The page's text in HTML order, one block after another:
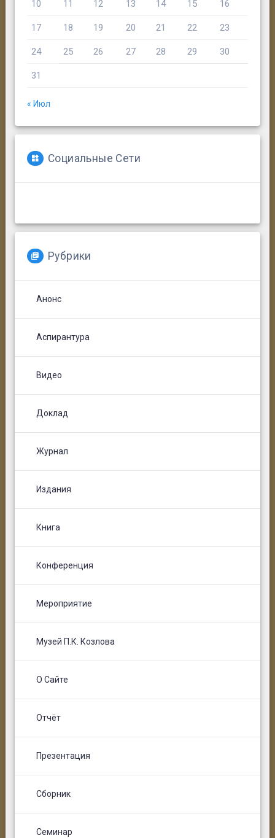
10 11 12 13 14 15 16
17 18 19 20 21 22 23
24 25 26 27 28 29 30
31
« Июл
Социальные Сети
Рубрики
Анонс
Аспирантура
Видео
Доклад
Журнал
Издания
Книга
Конференция
Мероприятие
Музей П.К. Козлова
О Сайте
Отчёт
Презентация
Сборник
Семинар